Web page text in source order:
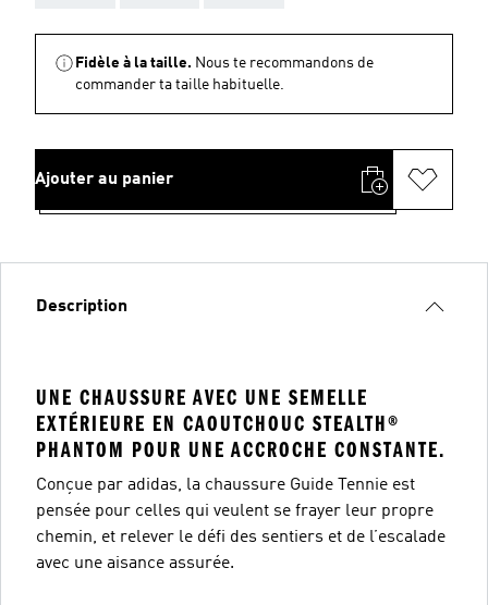
Fidèle à la taille. Nous te recommandons de
commander ta taille habituelle.
Ajouter au panier
Description
UNE CHAUSSURE AVEC UNE SEMELLE
EXTÉRIEURE EN CAOUTCHOUC STEALTH®
PHANTOM POUR UNE ACCROCHE CONSTANTE.
Conçue par adidas, la chaussure Guide Tennie est
pensée pour celles qui veulent se frayer leur propre
chemin, et relever le défi des sentiers et de l’escalade
avec une aisance assurée.